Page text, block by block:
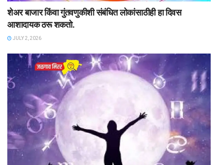
शेअर बाजार किंवा गुंतवणुकीशी संबंधित लोकांसाठीही हा दिवस
आशादायक ठरू शकतो.
JULY 2, 2026